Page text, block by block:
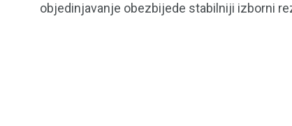
objedinjavanje obezbijede stabilniji izborni